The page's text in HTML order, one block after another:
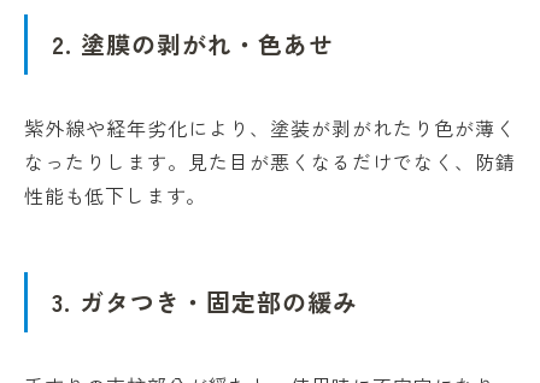
2. 塗膜の剥がれ・色あせ
紫外線や経年劣化により、塗装が剥がれたり色が薄く
なったりします。見た目が悪くなるだけでなく、防錆
性能も低下します。
3. ガタつき・固定部の緩み